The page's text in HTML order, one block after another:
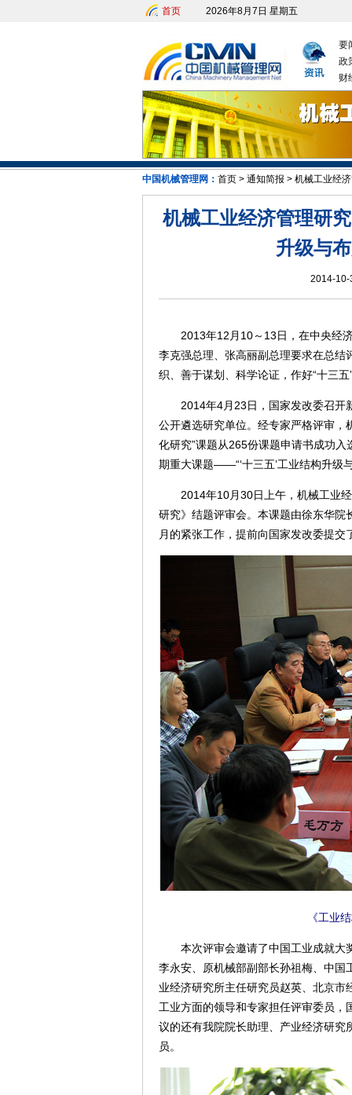
首页 2026年8月7日 星期五
要
政
财
中国机械管理网： 首页 > 通知简报 > 机械工业经
机械工业经济管理研
升级与
2014-10-
2013年12月10～13日，在中央经济
李克强总理、张高丽副总理要求在总结
织、善于谋划、科学论证，作好“十三
2014年4月23日，国家发改委召开新
公开遴选研究单位。经专家严格评审，
化研究”课题从265份课题申请书成功
期重大课题——“‘十三五’工业结构升级
2014年10月30日上午，机械工业经
研究》结题评审会。本课题由徐东华
月的紧张工作，提前向国家发改委提交
《工业
本次评审会邀请了中国工业成就大
李永安、原机械部副部长孙祖梅、中
业经济研究所主任研究员赵英、北京
工业方面的领导和专家担任评审委员
议的还有我院院长助理、产业经济研
员。